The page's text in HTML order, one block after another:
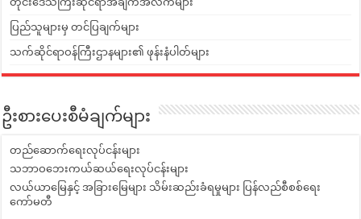
ပြည်သူများမှ တင်ပြချက်များ
သက်ဆိုင်ရာဝန်ကြီးဌာနများ၏ ဖုန်းနံပါတ်များ
ဦးစားပေးစီမံချက်များ
တည်ဆောက်ရေးလုပ်ငန်းများ
သဘာဝဘေးကယ်ဆယ်ရေးလုပ်ငန်းများ
လယ်ယာမြေနှင့် အခြားမြေများ သိမ်းဆည်းခံရမှုများ ပြန်လည်စီစစ်ရေး
ကော်မတီ